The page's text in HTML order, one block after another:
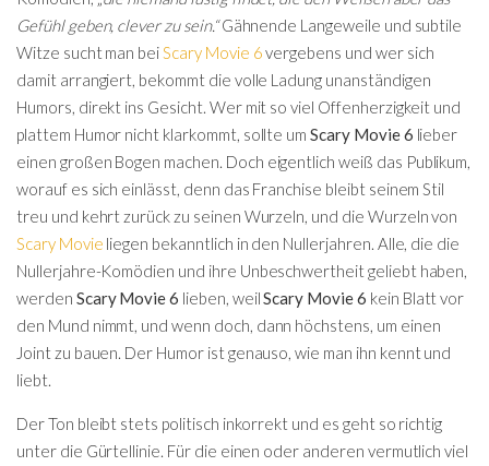
Gefühl geben, clever zu sein.“Gähnende Langeweile und subtile
Witze sucht man bei Scary Movie 6vergebens und wer sich
damit arrangiert, bekommt die volle Ladung unanständigen
Humors, direkt ins Gesicht. Wer mit so viel Offenherzigkeit und
plattem Humor nicht klarkommt, sollte umScary Movie 6 lieber
einen großen Bogen machen. Doch eigentlich weiß das Publikum,
worauf es sich einlässt, denn das Franchise bleibt seinem Stil
treu und kehrt zurück zu seinen Wurzeln, und die Wurzeln von
Scary Movie liegen bekanntlich in den Nullerjahren. Alle, die die
Nullerjahre-Komödien und ihre Unbeschwertheit geliebt haben,
werden Scary Movie 6 lieben, weilScary Movie 6 kein Blatt vor
den Mund nimmt, und wenn doch, dann höchstens, um einen
Joint zu bauen. Der Humor ist genauso, wie man ihn kennt und
liebt.
Der Ton bleibt stets politisch inkorrekt und es geht so richtig
unter die Gürtellinie. Für die einen oder anderen vermutlich viel